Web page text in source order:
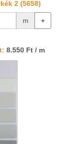
2 (5658)
m +
8.550 Ft / m